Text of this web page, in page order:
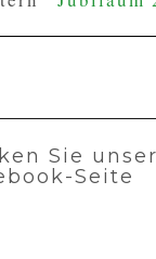
Sie
Seite